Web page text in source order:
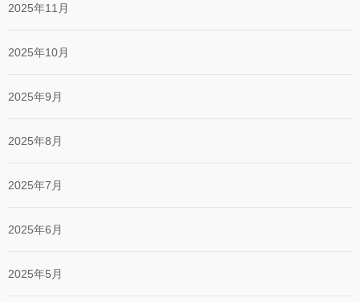
2025年11月
2025年10月
2025年9月
2025年8月
2025年7月
2025年6月
2025年5月